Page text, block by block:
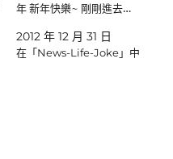
年 新年快樂~ 剛剛進去…
2012 年 12 月 31 日
在「News-Life-Joke」中